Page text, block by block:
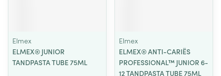
Elmex
ELMEX® JUNIOR
TANDPASTA TUBE 75ML
Elmex
ELMEX® ANTI-CARIËS
PROFESSIONAL™ JUNIOR 6-
12 TANDPASTA TUBE 75ML